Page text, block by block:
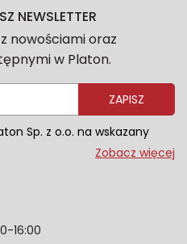
NEWSLETTER
nowościami oraz
w Platon.
ZAPISZ
Sp. z o.o. na wskazany
informacje marketingowe
znajdziesz w naszej
zgody nie wpłynie na
dokonanego przed
Zobacz więcej
16:00